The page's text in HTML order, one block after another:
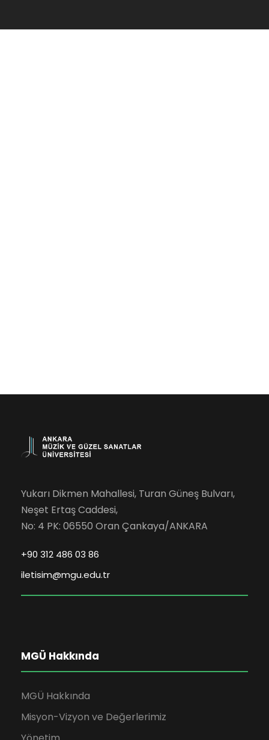
Yukarı Dikmen Mahallesi, Turan Güneş Bulvarı,
Neşet Ertaş Caddesi,
No: 4 PK: 06550 Oran Çankaya/ANKARA
+90 312 486 03 86
iletisim@mgu.edu.tr
MGÜ Hakkında
MGÜ Hakkında
Misyon-Vizyon ve Değerlerimiz